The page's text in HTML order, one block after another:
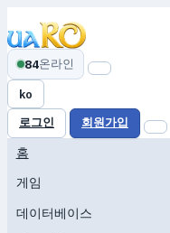
84온라인
ko
로그인 회원가입
홈
게임
데이터베이스